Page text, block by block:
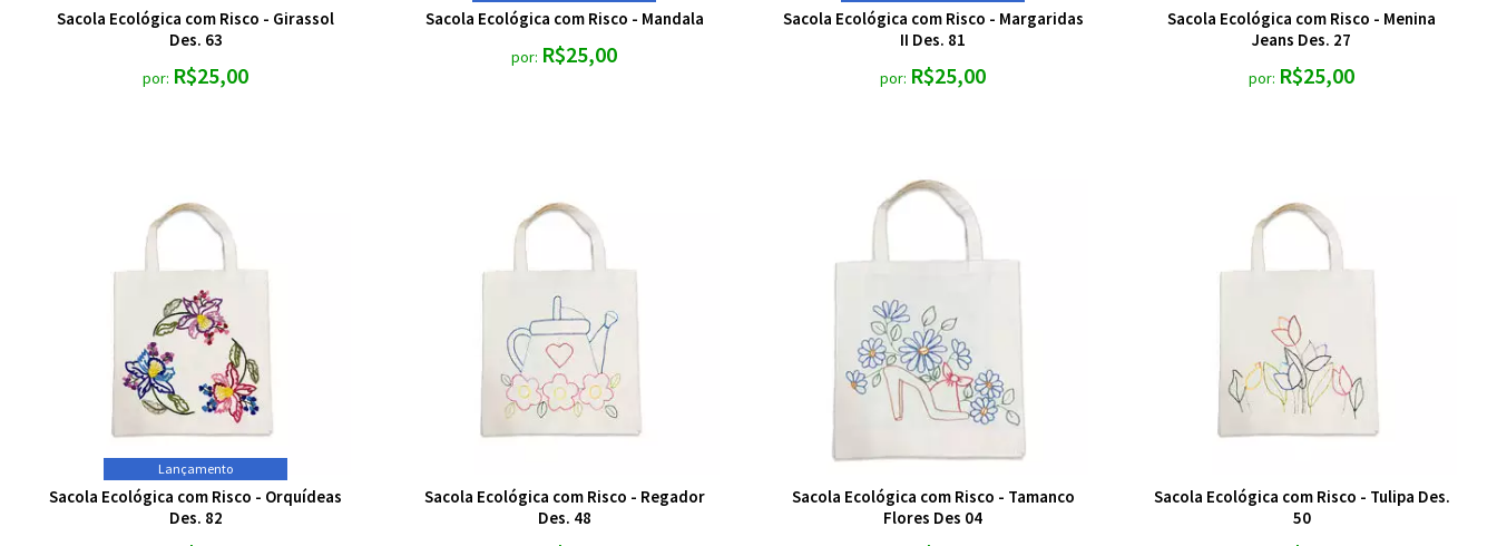
Sacola Ecológica com Risco - Girassol
Des. 63
por: R$25,00
Sacola Ecológica com Risco - Mandala
por: R$25,00
Sacola Ecológica com Risco - Margaridas
II Des. 81
por: R$25,00
Sacola Ecológica com Risco - Menina
Jeans Des. 27
por: R$25,00
Lançamento
Sacola Ecológica com Risco - Orquídeas
Des. 82
Sacola Ecológica com Risco - Regador
Des. 48
Sacola Ecológica com Risco - Tamanco
Flores Des 04
Sacola Ecológica com Risco - Tulipa Des.
50